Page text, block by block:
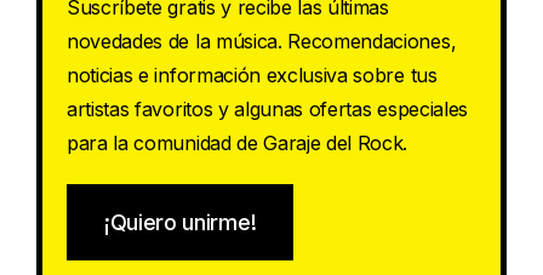
Suscríbete gratis y recibe las últimas
novedades de la música. Recomendaciones,
noticias e información exclusiva sobre tus
artistas favoritos y algunas ofertas especiales
para la comunidad de Garaje del Rock.
¡Quiero unirme!